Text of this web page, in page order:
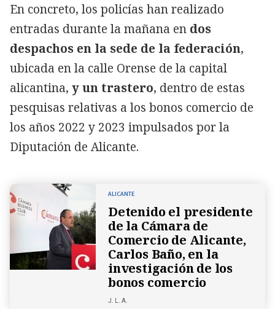
En concreto, los policías han realizado
entradas durante la mañana en dos
despachos en la sede de la federación,
ubicada en la calle Orense de la capital
alicantina, y un trastero, dentro de estas
pesquisas relativas a los bonos comercio de
los años 2022 y 2023 impulsados por la
Diputación de Alicante.
ALICANTE
Detenido el presidente
de la Cámara de
Comercio de Alicante,
Carlos Baño, en la
investigación de los
bonos comercio
J. L. A.